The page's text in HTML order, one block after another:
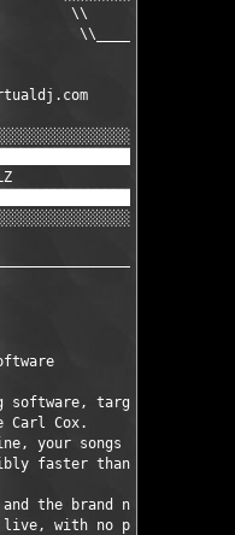
\\        \\ │
\\________\\
targeting every
Carl Cox.
your songs will
faster than any other
the brand new
live, with no preparation